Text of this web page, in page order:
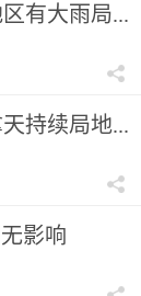
有大雨局...
持续局地...
影响